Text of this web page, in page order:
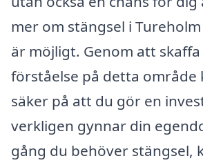
mer om stängsel i
är möjligt. Genom att
förståelse på detta område
säker på att du gör en
verkligen gynnar din
gång du behöver stängsel,